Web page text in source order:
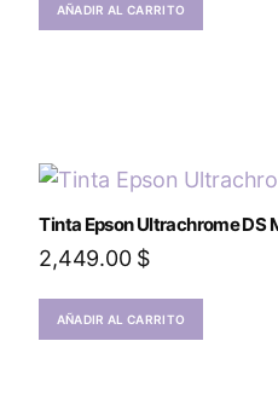
AÑADIR AL CARRITO
Tinta Epson Ultrachrome DS
2,449.00 $
AÑADIR AL CARRITO